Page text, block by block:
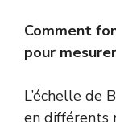
Comment
pour
L’échelle de
en différents